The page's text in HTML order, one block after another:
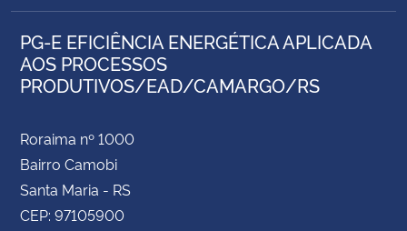
PG-E EFICIÊNCIA ENERGÉTICA APLICADA
AOS PROCESSOS
PRODUTIVOS/EAD/CAMARGO/RS
Roraima nº 1000
Bairro Camobi
Santa Maria - RS
CEP: 97105900